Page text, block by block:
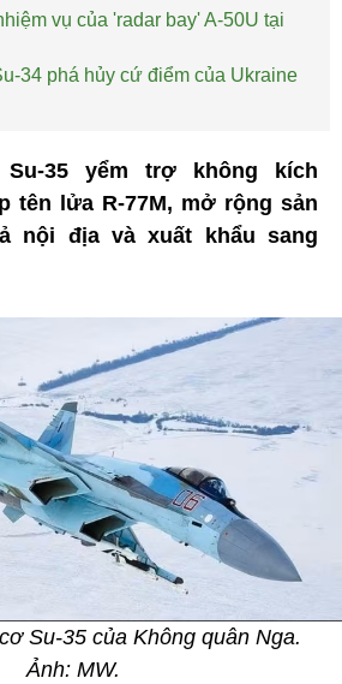
vụ của 'radar bay' A-50U tại
34 phá hủy cứ điểm của Ukraine
35 yểm trợ không kích
tên lửa R-77M, mở rộng sản
nội địa và xuất khẩu sang
Su-35 của Không quân Nga.
Ảnh: MW.